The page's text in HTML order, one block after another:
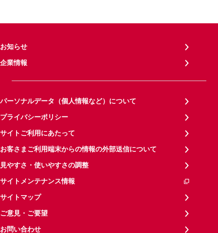
お知らせ
企業情報
パーソナルデータ（個人情報など）について
プライバシーポリシー
サイトご利用にあたって
お客さまご利用端末からの情報の外部送信について
見やすさ・使いやすさの調整
サイトメンテナンス情報
サイトマップ
ご意見・ご要望
お問い合わせ